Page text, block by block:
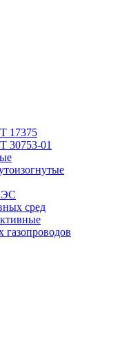
17375
30753-01
сред
газопроводов